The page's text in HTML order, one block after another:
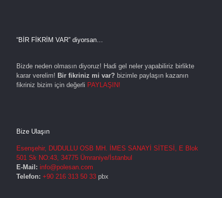
“BİR FİKRİM VAR” diyorsan…
Bizde neden olmasın diyoruz! Hadi gel neler yapabiliriz birlikte
karar verelim! Bir fikriniz mi var? bizimle paylaşın kazanın
fikriniz bizim için değerli PAYLAŞIN!
Bize Ulaşın
Esenşehir, DUDULLU OSB MH. İMES SANAYİ SİTESİ, E Blok
501 Sk NO:43, 34775 Ümraniye/İstanbul
E-Mail: info@polesan.com
Telefon: +90 216 313 50 33 pbx